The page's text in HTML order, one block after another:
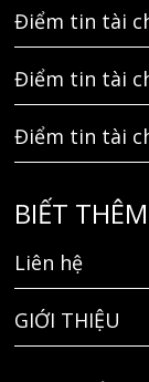
Điểm tin tài
Điểm tin tài
Điểm tin tài
BIẾT
Liên hệ
GIỚI THIỆU